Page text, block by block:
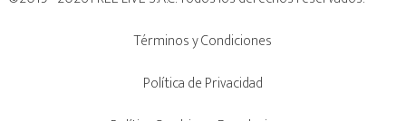
Términos y Condiciones
Política de Privacidad